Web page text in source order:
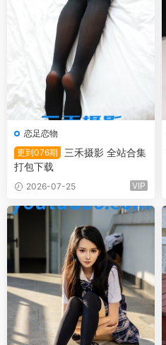
恋足恋物
更到076期
三禾摄影 全站合集
打包下载
2026-07-25 VIP